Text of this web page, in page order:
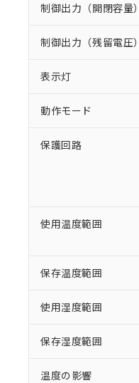
制御出力（開閉容量）
制御出力（残留電圧）
表示灯
動作モード
保護回路
使用温度範囲
保存温度範囲
使用湿度範囲
保存湿度範囲
温度の影響